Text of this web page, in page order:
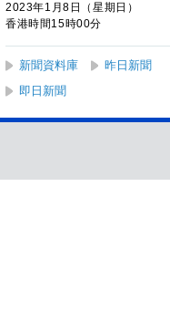
2023年1月8日（星期日）
香港時間15時00分
新聞資料庫 昨日新聞
即日新聞